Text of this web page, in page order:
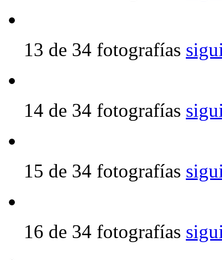
13 de 34 fotografías
14 de 34 fotografías
15 de 34 fotografías
16 de 34 fotografías